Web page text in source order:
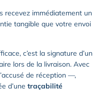
recevez immédiatement un
tangible que votre envoi
c’est la signature d’un
lors de la livraison. Avec
de réception —,
d’une traçabilité